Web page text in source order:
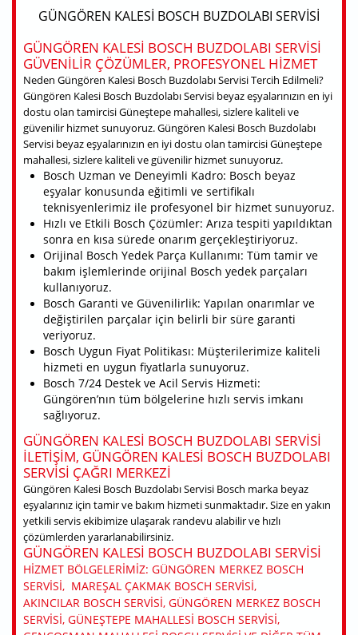
GÜNGÖREN KALESI BOSCH BUZDOLABI SERVISI
GÜNGÖREN KALESI BOSCH BUZDOLABI SERVISI
GÜVENILIR ÇÖZÜMLER, PROFESYONEL HIZMET
Neden Güngören Kalesi Bosch Buzdolabı Servisi Tercih Edilmeli?
Güngören Kalesi Bosch Buzdolabı Servisi beyaz eşyalarınızın en iyi
dostu olan tamircisi Güneştepe mahallesi, sizlere kaliteli ve
güvenilir hizmet sunuyoruz. Güngören Kalesi Bosch Buzdolabı
Servisi beyaz eşyalarınızın en iyi dostu olan tamircisi Güneştepe
mahallesi, sizlere kaliteli ve güvenilir hizmet sunuyoruz.
Bosch Uzman ve Deneyimli Kadro: Bosch beyaz
eşyalar konusunda eğitimli ve sertifikalı
teknisyenlerimiz ile profesyonel bir hizmet sunuyoruz.
Hızlı ve Etkili Bosch Çözümler: Arıza tespiti yapıldıktan
sonra en kısa sürede onarım gerçekleştiriyoruz.
Orijinal Bosch Yedek Parça Kullanımı: Tüm tamir ve
bakım işlemlerinde orijinal Bosch yedek parçaları
kullanıyoruz.
Bosch Garanti ve Güvenilirlik: Yapılan onarımlar ve
değiştirilen parçalar için belirli bir süre garanti
veriyoruz.
Bosch Uygun Fiyat Politikası: Müşterilerimize kaliteli
hizmeti en uygun fiyatlarla sunuyoruz.
Bosch 7/24 Destek ve Acil Servis Hizmeti:
Güngören’nın tüm bölgelerine hızlı servis imkanı
sağlıyoruz.
GÜNGÖREN KALESI BOSCH BUZDOLABI SERVISI
ILETIŞIM, GÜNGÖREN KALESI BOSCH BUZDOLABI
SERVISI ÇAĞRI MERKEZI
Güngören Kalesi Bosch Buzdolabı Servisi Bosch marka beyaz
eşyalarınız için tamir ve bakım hizmeti sunmaktadır. Size en yakın
yetkili servis ekibimize ulaşarak randevu alabilir ve hızlı
çözümlerden yararlanabilirsiniz.
GÜNGÖREN KALESI BOSCH BUZDOLABI SERVISI
HIZMET BÖLGELERIMIZ: GÜNGÖREN MERKEZ BOSCH
SERVISI, MAREŞAL ÇAKMAK BOSCH SERVISI,
AKINCILAR BOSCH SERVISI, GÜNGÖREN MERKEZ BOSCH
SERVISI, GÜNEŞTEPE MAHALLESI BOSCH SERVISI,